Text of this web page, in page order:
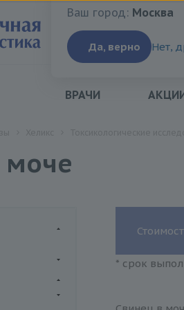
Ваш город:Москва
Ваш город: Москва
Да, верно Нет,
ВРАЧИ
моче
* срок